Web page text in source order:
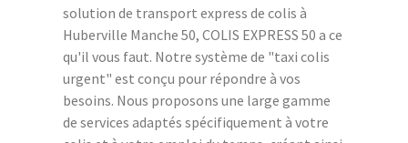
solution de transport express de colis à
Huberville Manche 50, COLIS EXPRESS 50 a ce
qu'il vous faut. Notre système de "taxi colis
urgent" est conçu pour répondre à vos
besoins. Nous proposons une large gamme
de services adaptés spécifiquement à votre